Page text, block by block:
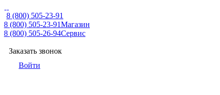
8 (800) 505-23-91
8 (800) 505-23-91Магазин
8 (800) 505-26-94Сервис
Заказать звонок
Войти